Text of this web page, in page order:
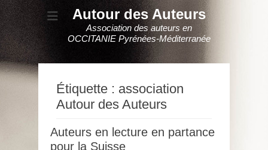
Autour des Auteurs
Association des auteurs en
OCCITANIE Pyrénées-Méditerranée
Étiquette : association
Autour des Auteurs
Auteurs en lecture en partance
pour la Suisse